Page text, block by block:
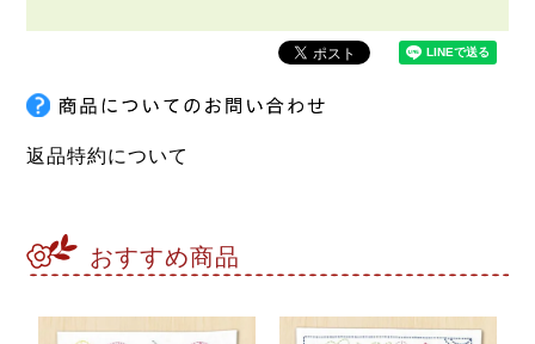
返品特約について
おすすめ商品